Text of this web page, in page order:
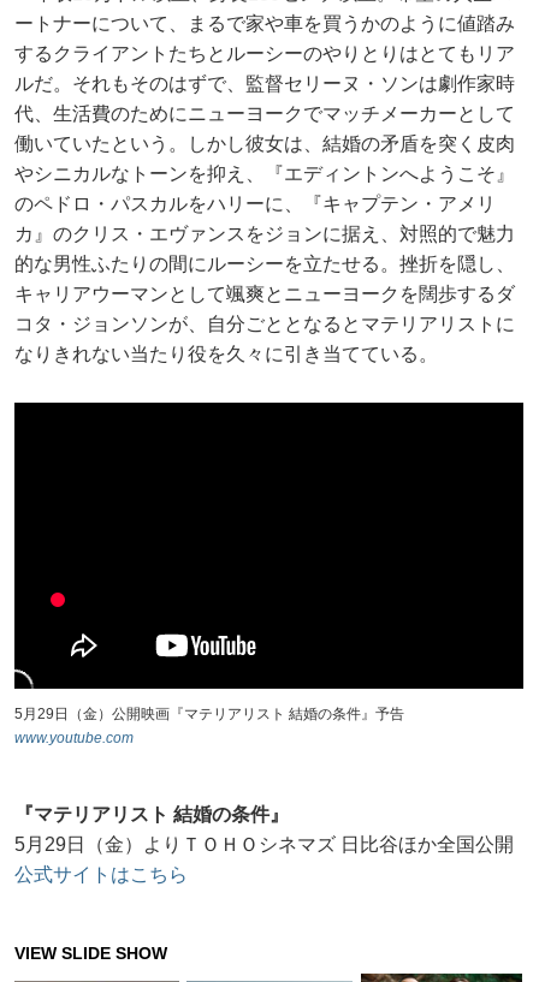
ートナーについて、まるで家や車を買うかのように値踏み
するクライアントたちとルーシーのやりとりはとてもリア
ルだ。それもそのはずで、監督セリーヌ・ソンは劇作家時
代、生活費のためにニューヨークでマッチメーカーとして
働いていたという。しかし彼女は、結婚の矛盾を突く皮肉
やシニカルなトーンを抑え、『エディントンへようこそ』
のペドロ・パスカルをハリーに、『キャプテン・アメリ
カ』のクリス・エヴァンスをジョンに据え、対照的で魅力
的な男性ふたりの間にルーシーを立たせる。挫折を隠し、
キャリアウーマンとして颯爽とニューヨークを闊歩するダ
コタ・ジョンソンが、自分ごととなるとマテリアリストに
なりきれない当たり役を久々に引き当てている。
5月29日（金）公開映画『マテリアリスト 結婚の条件』予告
www.youtube.com
『マテリアリスト 結婚の条件』
5月29日（金）よりＴＯＨＯシネマズ 日比谷ほか全国公開
公式サイトはこちら